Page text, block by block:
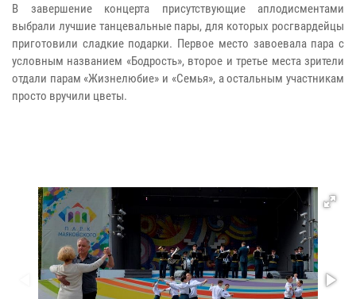
В завершение концерта присутствующие аплодисментами
выбрали лучшие танцевальные пары, для которых росгвардейцы
приготовили сладкие подарки. Первое место завоевала пара с
условным названием «Бодрость», второе и третье места зрители
отдали парам «Жизнелюбие» и «Семья», а остальным участникам
просто вручили цветы.